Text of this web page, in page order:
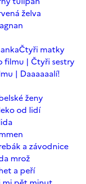
želva
Čtyři matky
filmu | Čtyři sestry
| Daaaaaalí!
ženy
od lidí
a závodnice
mrož
a peří